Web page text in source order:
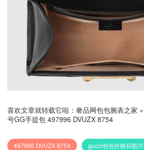
喜欢文章就转载它啦： 奢品网包包腕表之家 »
号GG手提包 497996 DVUZX 8754
497996 DVUZX 8754 gucci包包价格和图片